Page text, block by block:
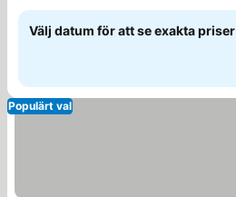
Välj datum för att se exakta priser
Populärt val